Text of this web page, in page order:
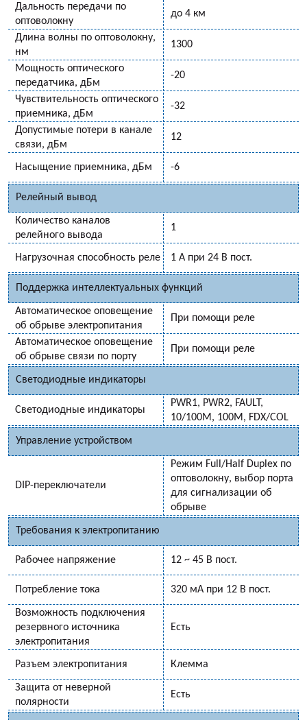
Дальность передачи по
оптоволокну
до 4 км
Длина волны по оптоволокну,
нм
1300
Мощность оптического
передатчика, дБм
-20
Чувствительность оптического
приемника, дБм
-32
Допустимые потери в канале
связи, дБм
12
Насыщение приемника, дБм -6
Релейный вывод
Количество каналов
релейного вывода
1
Нагрузочная способность реле 1 А при 24 В пост.
Поддержка интеллектуальных функций
Автоматическое оповещение
об обрыве электропитания
При помощи реле
Автоматическое оповещение
об обрыве связи по порту
При помощи реле
Светодиодные индикаторы
Светодиодные индикаторы
PWR1, PWR2, FAULT,
10/100M, 100M, FDX/COL
Управление устройством
DIP-переключатели
Режим Full/Half Duplex по
оптоволокну, выбор порта
для сигнализации об
обрыве
Требования к электропитанию
Рабочее напряжение 12 ~ 45 В пост.
Потребление тока 320 мА при 12 В пост.
Возможность подключения
резервного источника
электропитания
Есть
Разъем электропитания Клемма
Защита от неверной
полярности
Есть